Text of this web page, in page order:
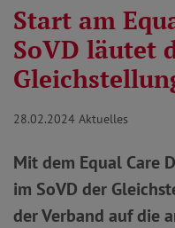
Start am
SoVD läutet
28.02.2024 Aktuelles
Mit dem Equal Care
im SoVD der
der Verband auf die